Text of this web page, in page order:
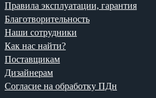
Правила эксплуатации, гарантия
Благотворительность
Наши сотрудники
Как нас найти?
Поставщикам
Дизайнерам
Согласие на обработку ПДн